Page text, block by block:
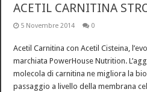
ACETIL CARNITINA
5 Novembre 2014 0
Acetil Carnitina con Acetil Cisteina,
marchiata PowerHouse Nutrition.
molecola di carnitina ne migliora la
passaggio a livello della membrana